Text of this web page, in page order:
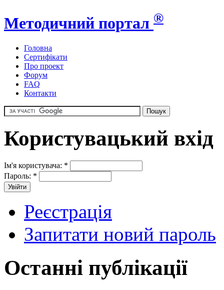
Методичний портал ®
Головна
Сертифікати
Про проект
Форум
FAQ
Контакти
Користувацький вхід
Ім'я користувача: *
Пароль: *
Реєстрація
Запитати новий пароль
Останні публікації